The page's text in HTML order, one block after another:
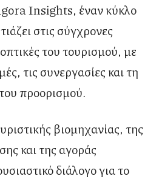
Insights, έναν κύκλο
στις σύγχρονες
του τουρισμού, με
τις συνεργασίες και τη
προορισμού.
βιομηχανίας, της
και της αγοράς
διάλογο για το